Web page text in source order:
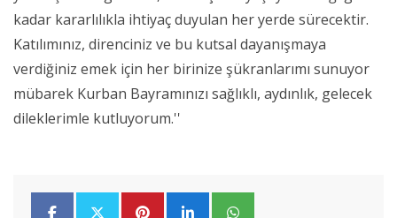
kadar kararlılıkla ihtiyaç duyulan her yerde sürecektir.
Katılımınız, direnciniz ve bu kutsal dayanışmaya
verdiğiniz emek için her birinize şükranlarımı sunuyor
mübarek Kurban Bayramınızı sağlıklı, aydınlık, gelecek
dileklerimle kutluyorum.''